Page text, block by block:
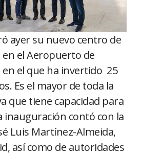
ayer su nuevo centro de
el Aeropuerto de
en el que ha invertido 25
Es el mayor de toda la
que tiene capacidad para
inauguración contó con la
Luis Martínez-Almeida,
así como de autoridades